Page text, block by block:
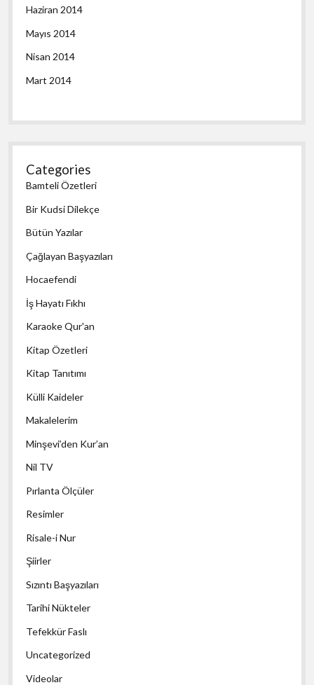
Haziran 2014
Mayıs 2014
Nisan 2014
Mart 2014
Categories
Bamteli Özetleri
Bir Kudsi Dilekçe
Bütün Yazılar
Çağlayan Başyazıları
Hocaefendi
İş Hayatı Fıkhı
Karaoke Qur'an
Kitap Özetleri
Kitap Tanıtımı
Külli Kaideler
Makalelerim
Minşevi’den Kur’an
Nil TV
Pırlanta Ölçüler
Resimler
Risale-i Nur
Şiirler
Sızıntı Başyazıları
Tarihi Nükteler
Tefekkür Faslı
Uncategorized
Videolar